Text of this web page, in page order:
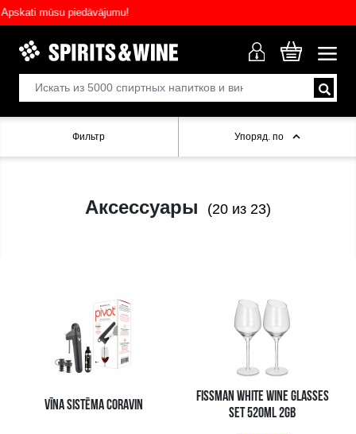
mūsu piedāvājumu!
Фильтр Упоряд. по
Аксессуары (20 из 23)
VĪNA SISTĒMA CORAVIN
FISSMAN WHITE WINE GLASSES
SET 520ML 2GB